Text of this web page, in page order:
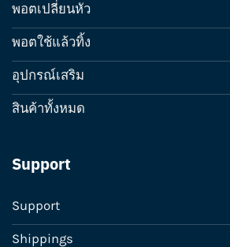
พอตเปลี่ยนหัว
พอตใช้แล้วทิ้ง
อุปกรณ์เสริม
สินค้าทั้งหมด
Support
Support
Shippings